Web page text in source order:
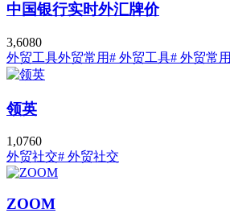
中国银行实时外汇牌价
3,6080
外贸工具外贸常用# 外贸工具# 外贸常用
领英
1,0760
外贸社交# 外贸社交
ZOOM